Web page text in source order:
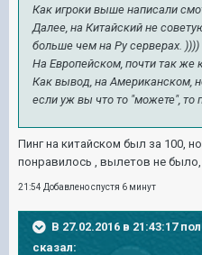
Как игроки выше написали
Далее, на Китайский не
больше чем на Ру серверах.
На Европейском, почти так же
Как вывод, на Американском,
если уж вы что то "можете", то
Пинг на китайском был за 100,
понравилось , вылетов не
21:54 Добавлено спустя 6 минут
В 27.02.2016 в 21:43:17
сказал: